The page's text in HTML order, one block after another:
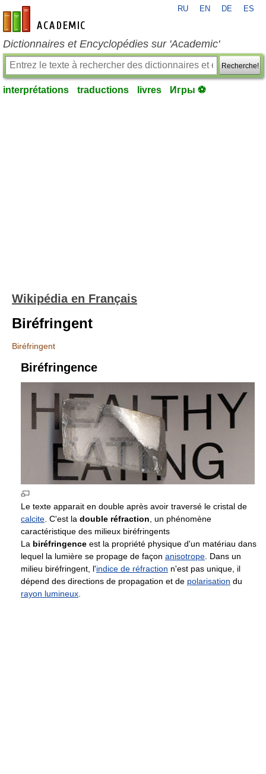
fr-academic.com
RU EN DE ES
Dictionnaires et Encyclopédies sur 'Academic'
Recherche!
interprétations traductions livres Игры ⚽
Wikipédia en Français
Biréfringent
Biréfringent
Biréfringence
Le texte apparait en double après avoir traversé le cristal de
calcite. C'est la double réfraction, un phénomène
caractéristique des milieux biréfringents
La biréfringence est la propriété physique d'un matériau dans
lequel la lumière se propage de façon anisotrope. Dans un
milieu biréfringent, l'indice de réfraction n'est pas unique, il
dépend des directions de propagation et de polarisation du
rayon lumineux.